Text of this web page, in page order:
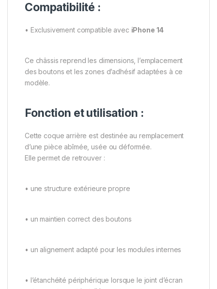
Compatibilité :
• Exclusivement compatible avec iPhone 14
Ce châssis reprend les dimensions, l’emplacement
des boutons et les zones d’adhésif adaptées à ce
modèle.
Fonction et utilisation :
Cette coque arrière est destinée au remplacement
d’une pièce abîmée, usée ou déformée.
Elle permet de retrouver :
• une structure extérieure propre
• un maintien correct des boutons
• un alignement adapté pour les modules internes
• l’étanchéité périphérique lorsque le joint d’écran